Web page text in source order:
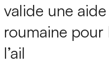
valide une aide
roumaine
l’ail